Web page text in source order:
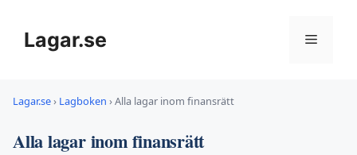
innehållLagar.se Meny
Lagar.se› Lagboken ›Alla lagar inom finansrätt
Alla lagar inom finansrätt